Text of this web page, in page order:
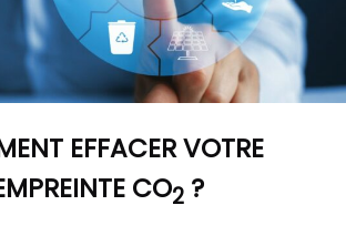
EFFACER VOTRE
CO2?